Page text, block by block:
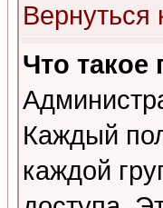
Вернуться
Что такое
Каждый
каждой